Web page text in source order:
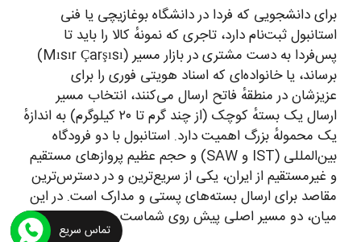
برای دانشجویی که فردا در دانشگاه بوغازیچی یا فنی
استانبول ثبت‌نام دارد، تاجری که نمونهٔ کالا را باید تا
پس‌فردا به دست مشتری در بازار مسیر (Mısır Çarşısı)
برساند، یا خانواده‌ای که اسناد هویتی فوری را برای
عزیزشان در منطقهٔ فاتح ارسال می‌کنند، انتخاب مسیر
ارسال یک بستهٔ کوچک (از چند گرم تا ۲۰ کیلوگرم) به اندازهٔ
یک محمولهٔ بزرگ اهمیت دارد. استانبول با دو فرودگاه
بین‌المللی (IST و SAW) و حجم عظیم پروازهای مستقیم
و غیرمستقیم از ایران، یکی از سریع‌ترین و در دسترس‌ترین
مقاصد برای ارسال بسته‌های پستی و مدارک است. در این
میان، دو مسیر اصلی پیش روی شماست.
تماس سریع